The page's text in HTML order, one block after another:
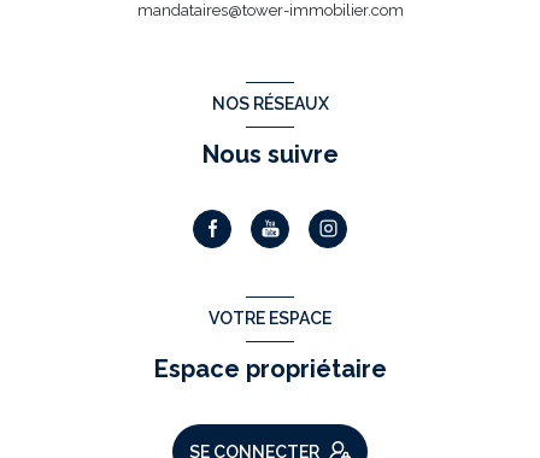
mandataires@tower-immobilier.com
NOS RÉSEAUX
Nous suivre
VOTRE ESPACE
Espace propriétaire
SE CONNECTER